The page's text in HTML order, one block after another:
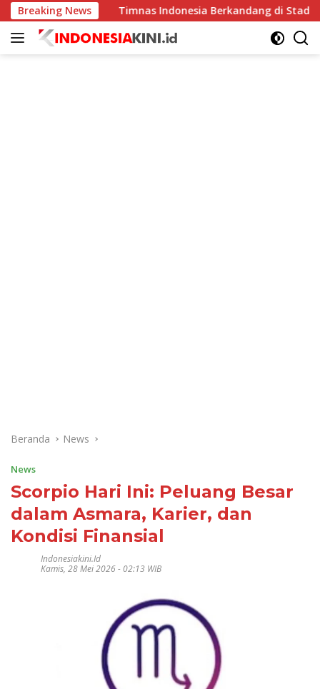
Langsung
ke
konten
Breaking NewsTimnas Indonesia Berkandang di Stadion
Beranda News
News
Scorpio Hari Ini: Peluang Besar
dalam Asmara, Karier, dan
Kondisi Finansial
Indonesiakini.id
Kamis, 28 Mei 2026 - 02:13 WIB